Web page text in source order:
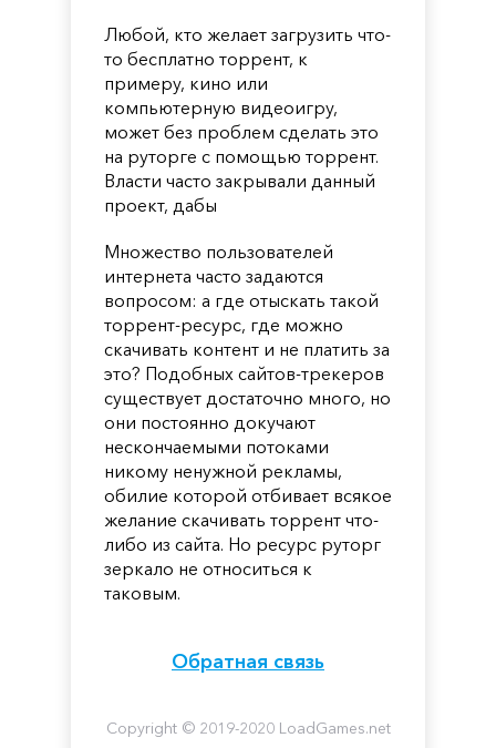
Любой, кто желает загрузить что-
то бесплатно торрент, к
примеру, кино или
компьютерную видеоигру,
может без проблем сделать это
на руторге с помощью торрент.
Власти часто закрывали данный
проект, дабы
Множество пользователей
интернета часто задаются
вопросом: а где отыскать такой
торрент-ресурс, где можно
скачивать контент и не платить за
это? Подобных сайтов-трекеров
существует достаточно много, но
они постоянно докучают
нескончаемыми потоками
никому ненужной рекламы,
обилие которой отбивает всякое
желание скачивать торрент что-
либо из сайта. Но ресурс руторг
зеркало не относиться к
таковым.
Обратная связь
Copyright © 2019-2020 LoadGames.net